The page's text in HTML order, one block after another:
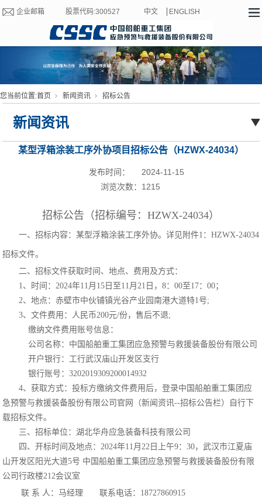
企业邮箱 股票代码:300527 中文 ENGLISH
您当前位置:首页 新闻资讯 招标公告
新闻资讯
某型浮箱涂装工序外协项目招标公告（HZWX-24034）
2024-11-15
发布时间：
浏览次数： 1215
招标公告（招标编号：HZWX-24034）
一、招标内容：某型浮箱涂装工序外协。详见附件1：HZWX-24034
招标文件。
二、招标文件获取时间、地点、费用及方式：
1、时间：2024年11月15日至11月21日，8：00至17：00；
2、地点：赤壁市中伙铺镇光谷产业园南港大道特1号;
3、文件费用：人民币200元/份，售后不退;
缴纳文件费用 账号信息：
公司名称：中国船舶重工集团应急预警与救援装备股份有限公司
开户银行：工行武汉庙山开发区支行
银行账号：3202019309200014932
4、获取方式：投标方缴纳文件费用后，登录中国船舶重工集团应
急预警与救援装备股份有限公司官网（新闻资讯--招标公告栏）自行下
载招标文件。
三、招标单位：湖北华舟应急装备科技有限公司
四、开标时间及地点：2024年11月22日上午9：30，武汉市江夏庙
山开发区阳光大道5号 中国船舶重工集团应急预警与救援装备股份有限
公司行政楼212会议室
联 系 人：马经理 联系电话： 18727860915